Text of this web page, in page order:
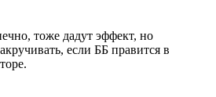
тоже дадут эффект, но
если ББ правится в